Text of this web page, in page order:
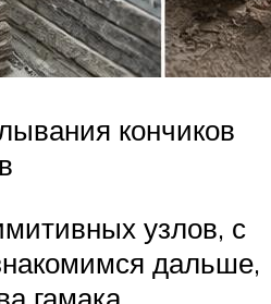
кончиков
узлов, с
дальше,